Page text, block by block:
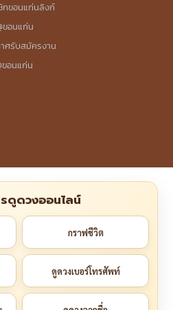
กขอนแก่นลิงก์
ขอนแก่น
ศรับสมัครงาน
ขอนแก่น
ดูดวงออนไลน์
กราฟชีวิต
ดูดวงเบอร์โทรศัพท์